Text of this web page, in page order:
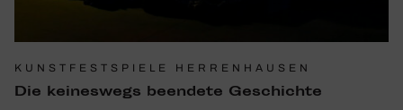
KUNSTFESTSPIELE HERRENHAUSEN
Die keines­wegs been­dete Geschichte